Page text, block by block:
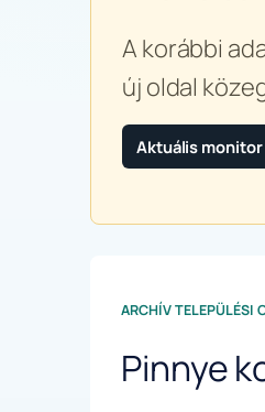
A korábbi
új oldal
Aktuális monitor
ARCHÍV TELEPÜLÉSI
Pinnye